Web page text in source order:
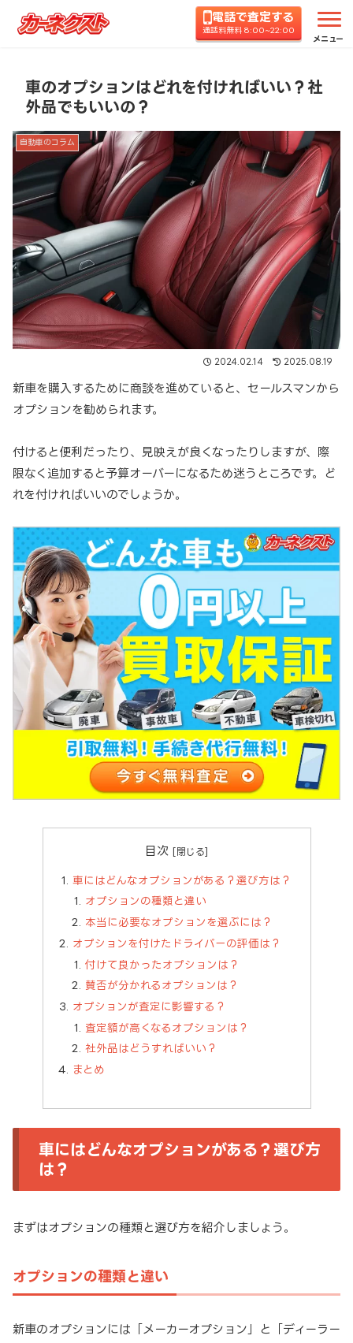
電話で査定する
通話料無料 8:00~22:00
メニュー
ホーム コラムTOP 自動車のコラム 車のオプ
車のオプションはどれを付ければいい？社
外品でもいいの？
自動車のコラム
2024.02.14 2025.08.19
新車を購入するために商談を進めていると、セールスマンから
オプションを勧められます。
付けると便利だったり、見映えが良くなったりしますが、際
限なく追加すると予算オーバーになるため迷うところです。ど
れを付ければいいのでしょうか。
目次
車にはどんなオプションがある？選び方は？
オプションの種類と違い
本当に必要なオプションを選ぶには？
オプションを付けたドライバーの評価は？
付けて良かったオプションは？
賛否が分かれるオプションは？
オプションが査定に影響する？
査定額が高くなるオプションは？
社外品はどうすればいい？
まとめ
車にはどんなオプションがある？選び方
は？
まずはオプションの種類と選び方を紹介しましょう。
オプションの種類と違い
新車のオプションには「メーカーオプション」と「ディーラー